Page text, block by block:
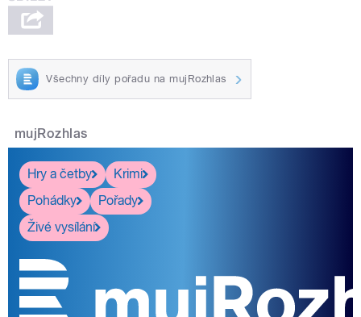
Všechny díly pořadu na mujRozhlas
mujRozhlas
Hry a četby
Krimi
Pohádky
Pořady
Živé vysílání